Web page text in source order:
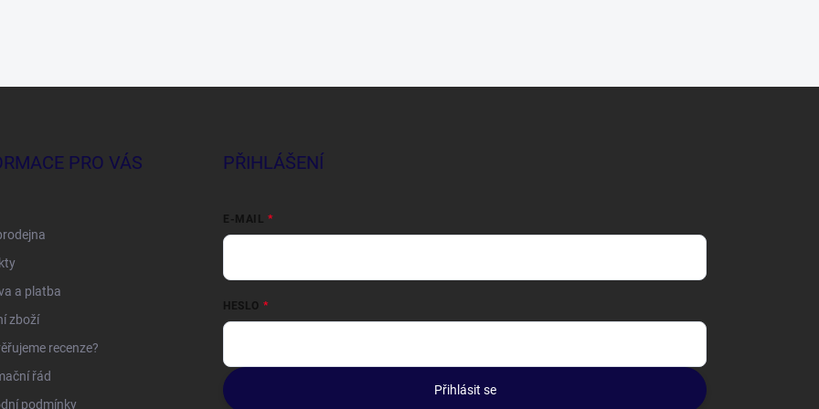
PRO VÁS
a platba
zboží
recenze?
řád
podmínky
PŘIHLÁŠENÍ
E-MAIL
HESLO
Přihlásit se